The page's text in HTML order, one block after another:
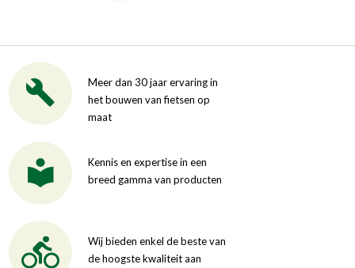
Meer dan 30 jaar ervaring in
het bouwen van fietsen op
maat
Kennis en expertise in een
breed gamma van producten
Wij bieden enkel de beste van
de hoogste kwaliteit aan